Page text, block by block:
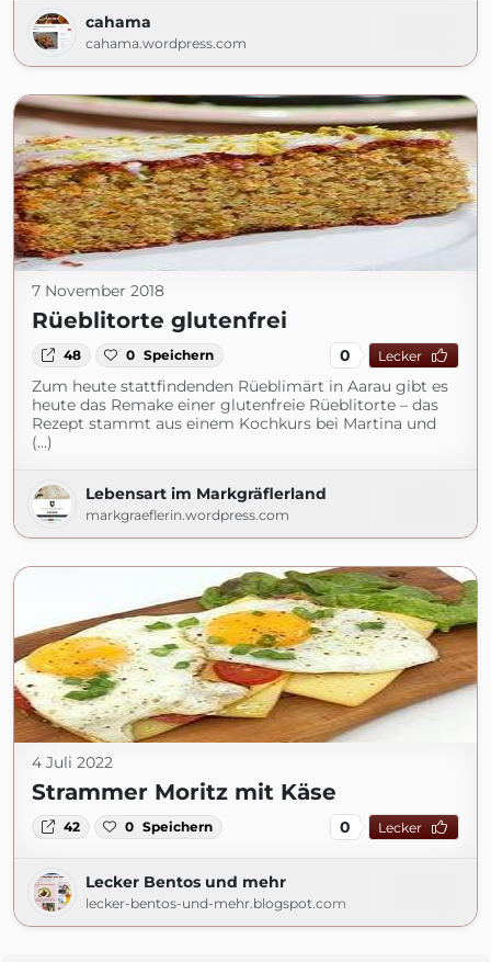
cahama
cahama.wordpress.com
7 November 2018
Rüeblitorte glutenfrei
48 0 Speichern 0 Lecker
Zum heute stattfindenden Rüeblimärt in Aarau gibt es
heute das Remake einer glutenfreie Rüeblitorte – das
Rezept stammt aus einem Kochkurs bei Martina und
(...)
Lebensart im Markgräflerland
markgraeflerin.wordpress.com
4 Juli 2022
Strammer Moritz mit Käse
42 0 Speichern 0 Lecker
Lecker Bentos und mehr
lecker-bentos-und-mehr.blogspot.com